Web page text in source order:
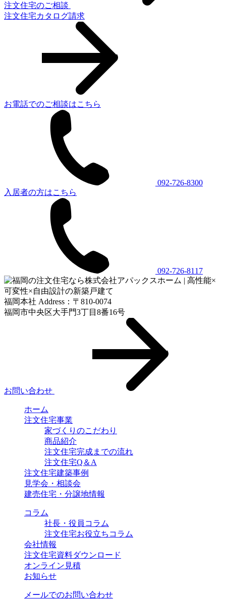
注文住宅のご相談
注文住宅カタログ請求
お電話でのご相談はこちら
092-726-8300
入居者の方はこちら
092-726-8117
福岡本社 Address：〒810-0074
福岡市中央区大手門3丁目8番16号
お問い合わせ
ホーム
注⽂住宅事業
家づくりのこだわり
商品紹介
注⽂住宅完成までの流れ
注⽂住宅Q＆A
注文住宅建築事例
見学会・相談会
建売住宅・分譲地情報
コラム
社長・役員コラム
注文住宅お役立ちコラム
会社情報
注文住宅資料ダウンロード
オンライン見積
お知らせ
メールでのお問い合わせ